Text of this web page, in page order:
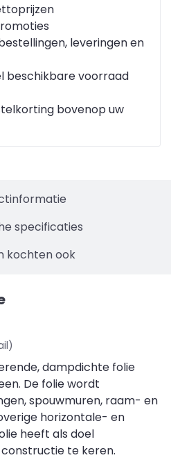
leveringen en
beschikbare voorraad
bovenop uw
specificaties
kochten ook
dampdichte folie
De folie wordt
spouwmuren, raam- en
horizontale- en
heeft als doel
te keren.